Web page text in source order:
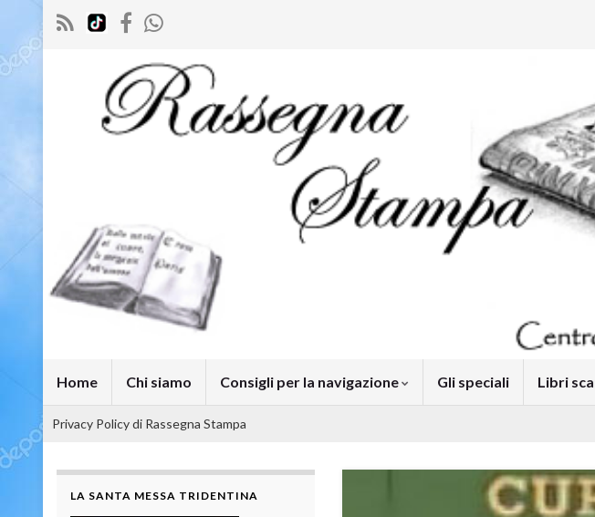
Home Chi siamo Consigli per la navigazione Gli speciali Libri
Privacy Policy di Rassegna Stampa
LA SANTA MESSA TRIDENTINA